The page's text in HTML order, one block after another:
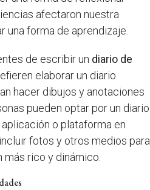
afectaron nuestra
forma de aprendizaje.
de escribir un diario de
elaborar un diario
hacer dibujos y anotaciones
pueden optar por un diario
o plataforma en
fotos y otros medios para
más rico y dinámico.